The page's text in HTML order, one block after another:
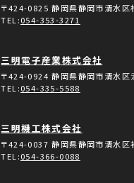
〒424-0825静岡県静岡市清水区
TEL:054-353-3271
三明電子産業株式会社
〒424-0924静岡県静岡市清水
TEL:054-335-5588
三明機工株式会社
〒424-0037静岡県静岡市清水区
TEL:054-366-0088